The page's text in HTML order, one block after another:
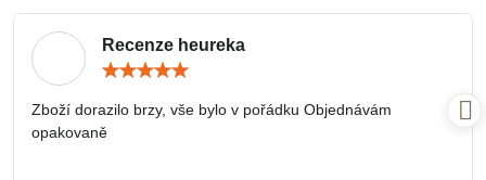
Recenze heureka
5
Zboží dorazilo brzy, vše bylo v pořádku Objednávám
opakovaně